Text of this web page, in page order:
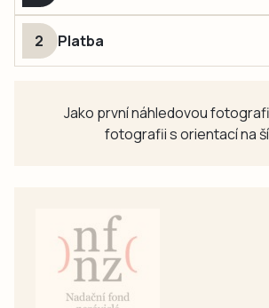
Platba
Jako první náhledovou
fotografii s orientací na